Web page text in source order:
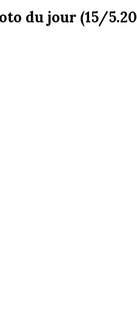
du jour (15/